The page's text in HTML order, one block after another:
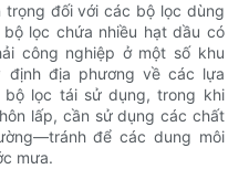
đối với các bộ lọc dùng
lọc chứa nhiều hạt dầu có
công nghiệp ở một số khu
địa phương về các lựa
lọc tái sử dụng, trong khi
lấp, cần sử dụng các chất
để các dung môi
mưa.